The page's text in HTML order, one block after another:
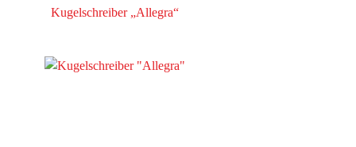
Kugelschreiber „Allegra“